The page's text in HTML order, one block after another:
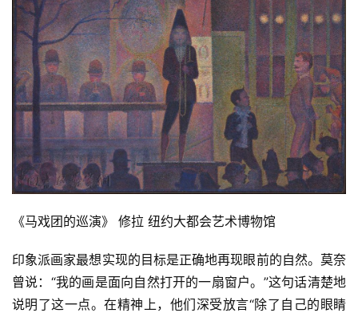
《马戏团的巡演》 修拉 纽约大都会艺术博物馆
印象派画家最想实现的目标是正确地再现眼前的自然。莫奈
曾说：“我的画是面向自然打开的一扇窗户。”这句话清楚地
说明了这一点。在精神上，他们深受放言“除了自己的眼睛